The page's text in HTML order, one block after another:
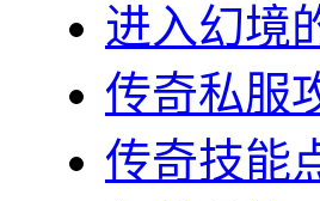
进入幻境
传奇私服
传奇技能